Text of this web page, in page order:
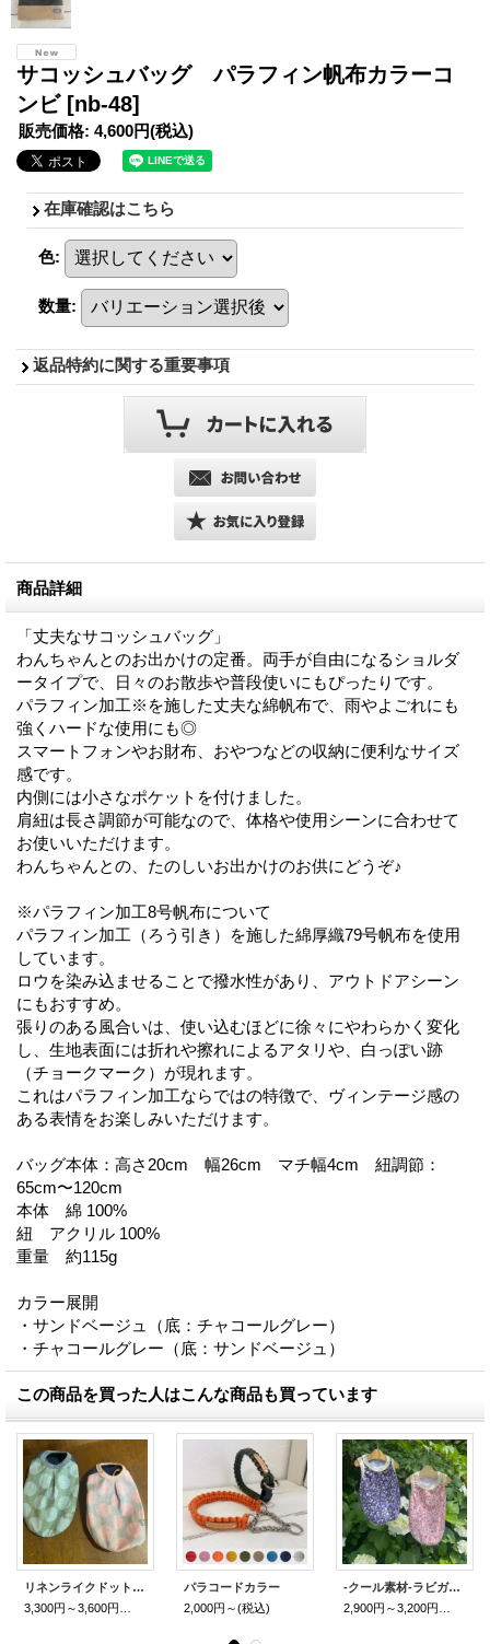
サコッシュバッグ パラフィン帆布カラーコ
ンビ [nb-48]
販売価格: 4,600円(税込)
在庫確認はこちら
色:
数量:
返品特約に関する重要事項
商品詳細
「丈夫なサコッシュバッグ」
わんちゃんとのお出かけの定番。両手が自由になるショルダ
ータイプで、日々のお散歩や普段使いにもぴったりです。
パラフィン加工※を施した丈夫な綿帆布で、雨やよごれにも
強くハードな使用にも◎
スマートフォンやお財布、おやつなどの収納に便利なサイズ
感です。
内側には小さなポケットを付けました。
肩紐は長さ調節が可能なので、体格や使用シーンに合わせて
お使いいただけます。
わんちゃんとの、たのしいお出かけのお供にどうぞ♪
※パラフィン加工8号帆布について
パラフィン加工（ろう引き）を施した綿厚織79号帆布を使用
しています。
ロウを染み込ませることで撥水性があり、アウトドアシーン
にもおすすめ。
張りのある風合いは、使い込むほどに徐々にやわらかく変化
し、生地表面には折れや擦れによるアタリや、白っぽい跡
（チョークマーク）が現れます。
これはパラフィン加工ならではの特徴で、ヴィンテージ感の
ある表情をお楽しみいただけます。
バッグ本体：高さ20cm 幅26cm マチ幅4cm 紐調節：
65cm〜120cm
本体 綿 100%
紐 アクリル 100%
重量 約115g
カラー展開
・サンドベージュ（底：チャコールグレー）
・チャコールグレー（底：サンドベージュ）
この商品を買った人はこんな商品も買っています
リネンライクドットTブラウス
パラコードカラー
2,000円～(税込)
-クール素材-ラビガーデンタンク